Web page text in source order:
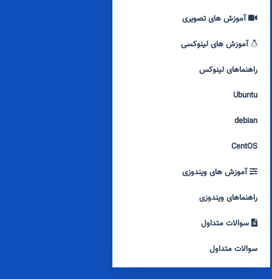
آموزش های تصویری
آموزش های لینوکسی
راهنماهای لینوکس
Ubuntu
debian
CentOS
آموزش های ویندوزی
راهنماهای ویندوزی
سوالات متداول
سوالات متداول